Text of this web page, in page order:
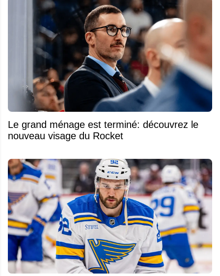
Le grand ménage est terminé: découvrez le
nouveau visage du Rocket